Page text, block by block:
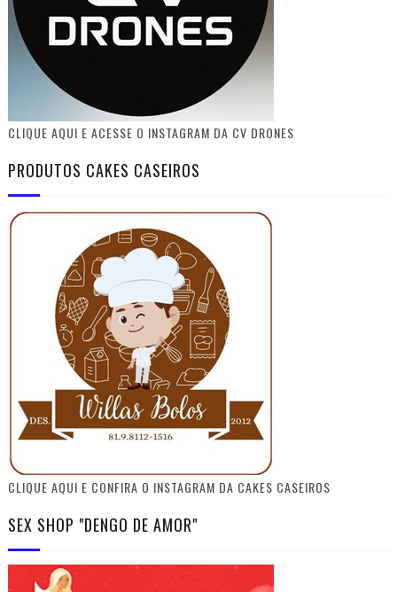
CLIQUE AQUI E ACESSE O INSTAGRAM DA CV DRONES
PRODUTOS CAKES CASEIROS
CLIQUE AQUI E CONFIRA O INSTAGRAM DA CAKES CASEIROS
SEX SHOP "DENGO DE AMOR"